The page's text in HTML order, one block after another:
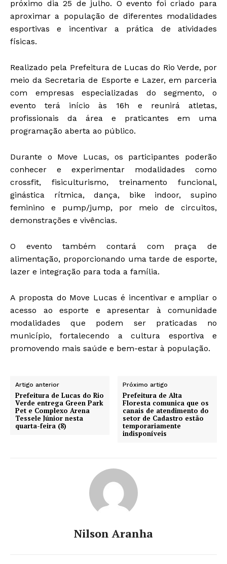
próximo dia 25 de julho. O evento foi criado para
aproximar a população de diferentes modalidades
esportivas e incentivar a prática de atividades
físicas.
Realizado pela Prefeitura de Lucas do Rio Verde, por
meio da Secretaria de Esporte e Lazer, em parceria
com empresas especializadas do segmento, o
evento terá início às 16h e reunirá atletas,
profissionais da área e praticantes em uma
programação aberta ao público.
Durante o Move Lucas, os participantes poderão
conhecer e experimentar modalidades como
crossfit, fisiculturismo, treinamento funcional,
ginástica rítmica, dança, bike indoor, supino
feminino e pump/jump, por meio de circuitos,
demonstrações e vivências.
O evento também contará com praça de
alimentação, proporcionando uma tarde de esporte,
lazer e integração para toda a família.
A proposta do Move Lucas é incentivar e ampliar o
acesso ao esporte e apresentar à comunidade
modalidades que podem ser praticadas no
município, fortalecendo a cultura esportiva e
promovendo mais saúde e bem-estar à população.
Artigo anterior
Prefeitura de Lucas do Rio
Verde entrega Green Park
Pet e Complexo Arena
Tessele Júnior nesta
quarta-feira (8)
Próximo artigo
Prefeitura de Alta
Floresta comunica que os
canais de atendimento do
setor de Cadastro estão
temporariamente
indisponíveis
Nilson Aranha